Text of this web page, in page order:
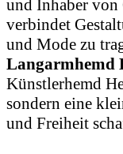
und Inhaber
verbindet
und Mode zu
Langarmhemd
Künstlerhemd
sondern eine
und Freiheit